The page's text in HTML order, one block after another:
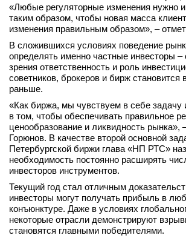
«Любые регуляторные изменения нужно
таким образом, чтобы новая масса
изменения правильным образом», –
В сложившихся условиях поведение
определять именно частные инвесторы –
зрения ответственность и роль
советников, брокеров и бирж становится
раньше.
«Как биржа, мы чувствуем в себе задачу
в том, чтобы обеспечивать правильное
ценообразование и ликвидность рынка»,
Горюнов. В качестве второй основной
Петербургской биржи глава «НП РТС»
необходимость постоянно расширять
инвесторов инструментов.
Текущий год стал отличным
инвесторы могут получать прибыль в
конъюнктуре. Даже в условиях
некоторые отрасли демонстрируют
становятся главными победителями.